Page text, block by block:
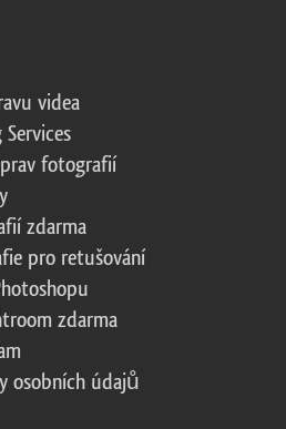
videa
fotografií
zdarma
pro retušování
zdarma
osobních údajů